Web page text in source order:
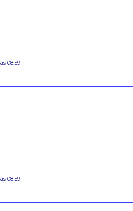
08:59
08:59